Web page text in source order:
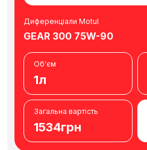
Диференціали Motul
GEAR 300 75W-90
Об'єм
1л
Загальна вартість
1534грн